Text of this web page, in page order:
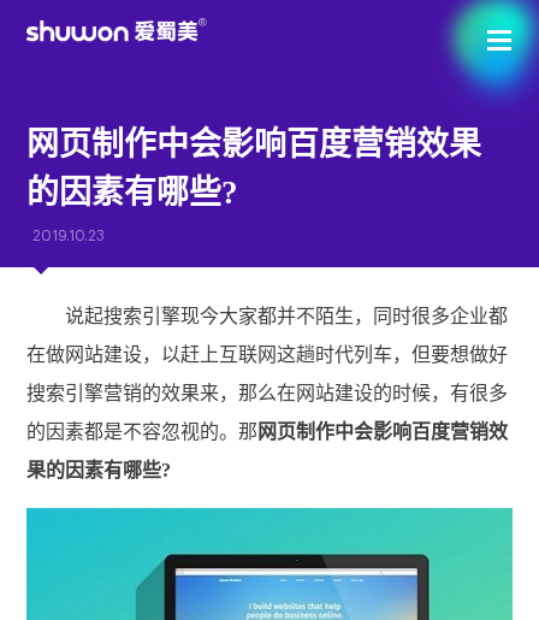
网页制作中会影响百度营销效果
的因素有哪些?
2019.10.23
说起搜索引擎现今大家都并不陌生，同时很多企业都
在做网站建设，以赶上互联网这趟时代列车，但要想做好
搜索引擎营销的效果来，那么在网站建设的时候，有很多
的因素都是不容忽视的。那 网页制作中会影响百度营销效
果的因素有哪些?